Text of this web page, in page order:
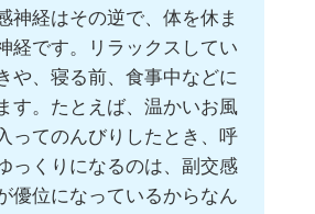
神経はその逆で、体を休ま
経です。リラックスしてい
や、寝る前、食事中などに
す。たとえば、温かいお風
ってのんびりしたとき、呼
っくりになるのは、副交感
優位になっているからなん